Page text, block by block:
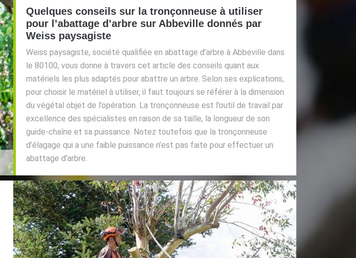
Quelques conseils sur la tronçonneuse à utiliser
pour l’abattage d’arbre sur Abbeville donnés par
Weiss paysagiste
Weiss paysagiste, société qualifiée en abattage d’arbre à Abbeville dans
le 80100, vous donne à travers cet article des conseils quant aux
matériels les plus adaptés pour abattre un arbre. Selon ses explications,
pour choisir le matériel à utiliser, il faut toujours se référer à la dimension
du végétal objet de l’opération. La tronçonneuse est l’outil de travail par
excellence des spécialistes en raison de sa taille, la longueur de son
guide-chaîne et sa puissance. Notez toutefois que la tronçonneuse
d’élagage qui a une faible puissance n’est pas faite pour effectuer un
abattage d’arbre.